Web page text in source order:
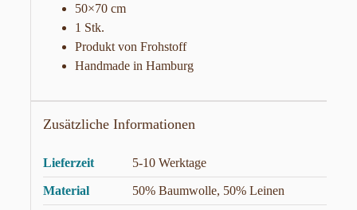
50×70 cm
1 Stk.
Produkt von Frohstoff
Handmade in Hamburg
Zusätzliche Informationen
Lieferzeit 5-10 Werktage
Material 50% Baumwolle, 50% Leinen